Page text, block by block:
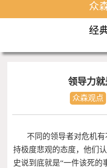
众
经
领导力
众森观点
不同的领导者对危机
持极度悲观的态度，他们
史说到底就是“一件该死的